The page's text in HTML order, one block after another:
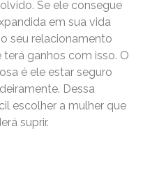
Se ele consegue
em sua vida
seu relacionamento
ganhos com isso. O
é ele estar seguro
Dessa
escolher a mulher que
suprir.